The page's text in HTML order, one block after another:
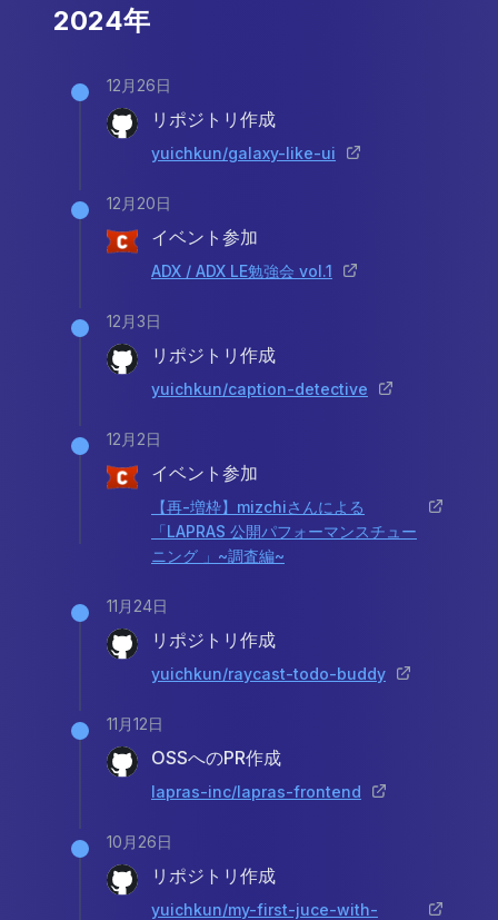
2024年
12月26日
リポジトリ作成
yuichkun/galaxy-like-ui
12月20日
イベント参加
ADX / ADX LE勉強会 vol.1
12月3日
リポジトリ作成
yuichkun/caption-detective
12月2日
イベント参加
【再-増枠】mizchiさんによる
「LAPRAS 公開パフォーマンスチュー
ニング 」~調査編~
11月24日
リポジトリ作成
yuichkun/raycast-todo-buddy
11月12日
OSSへのPR作成
lapras-inc/lapras-frontend
10月26日
リポジトリ作成
yuichkun/my-first-juce-with-